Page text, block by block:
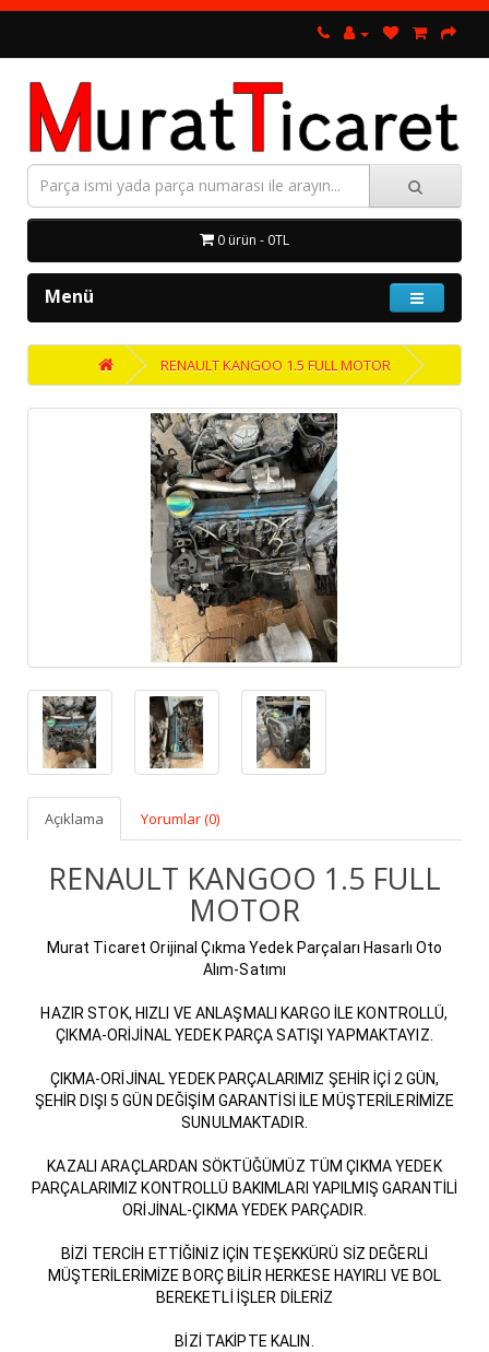
0 ürün - 0TL
Menü
RENAULT KANGOO 1.5 FULL MOTOR
Açıklama Yorumlar (0)
RENAULT KANGOO 1.5 FULL
MOTOR
Murat Ticaret Orijinal Çıkma Yedek Parçaları Hasarlı Oto
Alım-Satımı
HAZIR STOK, HIZLI VE ANLAŞMALI KARGO İLE KONTROLLÜ,
ÇIKMA-ORİJİNAL YEDEK PARÇA SATIŞI YAPMAKTAYIZ.
ÇIKMA-ORİJİNAL YEDEK PARÇALARIMIZ ŞEHİR İÇİ 2 GÜN,
ŞEHİR DIŞI 5 GÜN DEĞİŞİM GARANTİSİ İLE MÜŞTERİLERİMİZE
SUNULMAKTADIR.
KAZALI ARAÇLARDAN SÖKTÜĞÜMÜZ TÜM ÇIKMA YEDEK
PARÇALARIMIZ KONTROLLÜ BAKIMLARI YAPILMIŞ GARANTİLİ
ORİJİNAL-ÇIKMA YEDEK PARÇADIR.
BİZİ TERCİH ETTİĞİNİZ İÇİN TEŞEKKÜRÜ SİZ DEĞERLİ
MÜŞTERİLERİMİZE BORÇ BİLİR HERKESE HAYIRLI VE BOL
BEREKETLİ İŞLER DİLERİZ
BİZİ TAKİPTE KALIN.